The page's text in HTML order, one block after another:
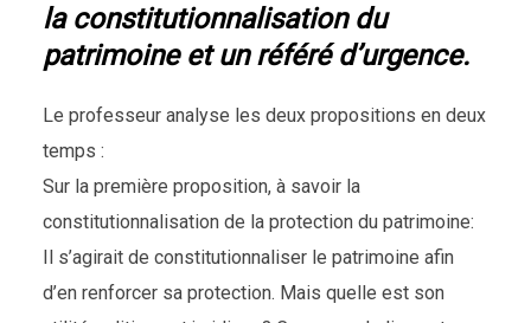
la constitutionnalisation du
patrimoine et un référé d’urgence.
Le professeur analyse les deux propositions en deux
temps :
Sur la première proposition, à savoir la
constitutionnalisation de la protection du patrimoine:
Il s’agirait de constitutionnaliser le patrimoine afin
d’en renforcer sa protection. Mais quelle est son